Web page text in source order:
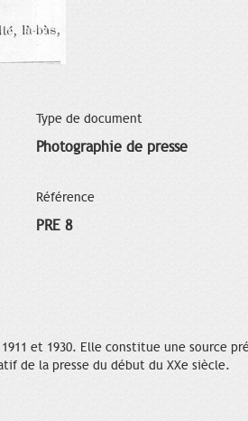
Type de document
Photographie de presse
Référence
PRE 8
et 1930. Elle constitue une source
de la presse du début du XXe siècle.